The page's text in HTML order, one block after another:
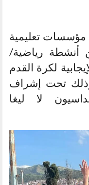
من تلاميذ مؤسسات تعليمية
أنشطة رياضية/
لكرة القدم
تحت إشراف
لا ليغا